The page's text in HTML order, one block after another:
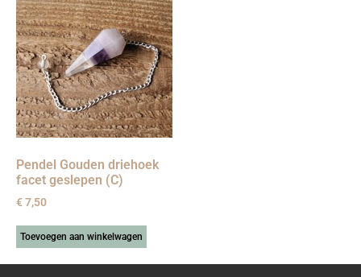
Pendel Gouden driehoek
facet geslepen (C)
€7,50
Toevoegen aan winkelwagen